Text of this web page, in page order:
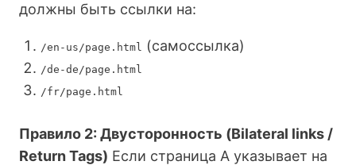
должны быть ссылки на:
/en-us/page.html (самоссылка)
/de-de/page.html
/fr/page.html
Правило 2: Двусторонность (Bilateral links /
Return Tags) Если страница А указывает на